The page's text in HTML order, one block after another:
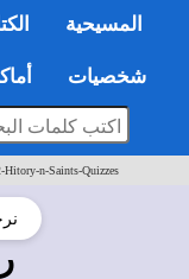
المسيحية
شخصيات
Hitory-n-Saints-Quizzes